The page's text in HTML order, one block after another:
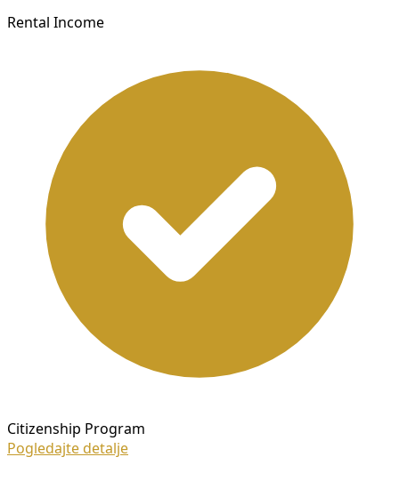
Rental Income
Citizenship Program
Pogledajte detalje